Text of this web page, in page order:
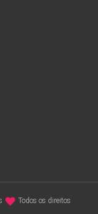
Todos os direitos